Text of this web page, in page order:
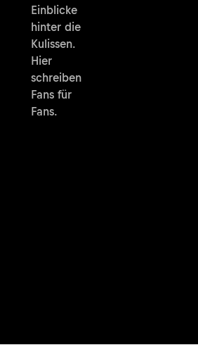
Einblicke
hinter die
Kulissen.
Hier
schreiben
Fans für
Fans.